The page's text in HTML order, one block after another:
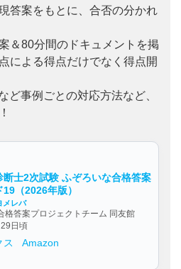
答案をもとに、合否の分かれ
＆80分間のドキュメントを掲
による得点だけでなく得点開
事例ごとの対応方法など、
断士2次試験 ふぞろいな合格答案
（2026年版）
メレバ
格答案プロジェクトチーム 同友館
日頃
ス Amazon